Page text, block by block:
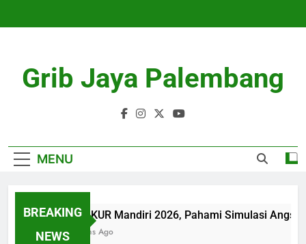
Grib Jaya Palembang
MENU
BREAKING
NEWS
Tabel KUR Mandiri 2026, Pahami Simulasi
4 Months Ago